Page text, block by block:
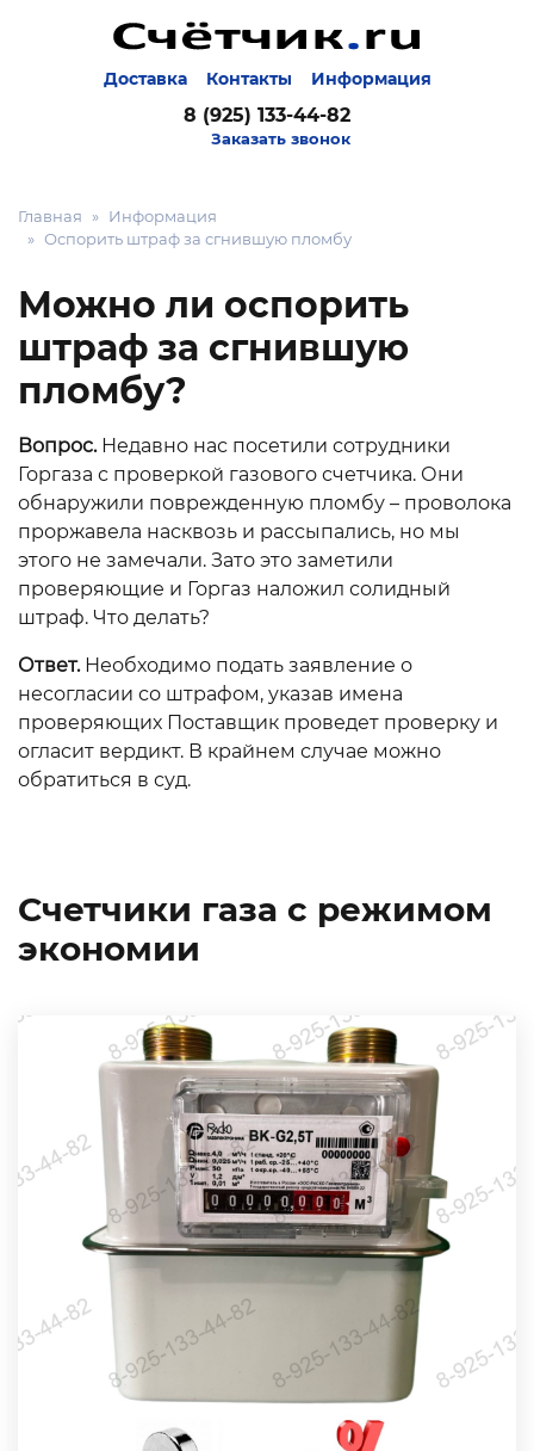
Доставка Контакты Информация
8 (925) 133-44-82
Заказать звонок
Главная
Информация
Оспорить штраф за сгнившую пломбу
Можно ли оспорить
штраф за сгнившую
пломбу?
Вопрос.Недавно нас посетили сотрудники
Горгаза с проверкой газового счетчика. Они
обнаружили поврежденную пломбу – проволока
проржавела насквозь и рассыпались, но мы
этого не замечали. Зато это заметили
проверяющие и Горгаз наложил солидный
штраф. Что делать?
Ответ.Необходимо подать заявление о
несогласии со штрафом, указав имена
проверяющих Поставщик проведет проверку и
огласит вердикт. В крайнем случае можно
обратиться в суд.
Счетчики газа с режимом
экономии